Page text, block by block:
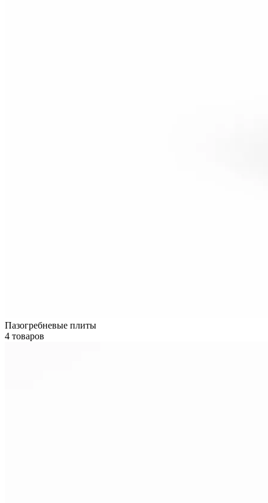
Пазогребневые плиты
4 товаров